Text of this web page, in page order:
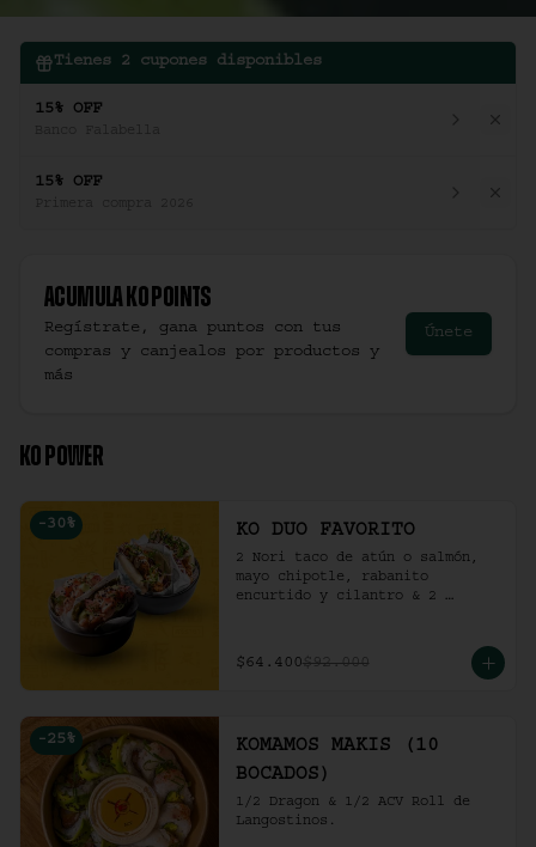
Tienes 2 cupones disponibles
15% OFF
15% OFF
Primera compra 2026
Acumula Ko Points
Regístrate, gana puntos con tus
compras y canjealos por productos y
más
Únete
KO POWER
-30 % KO DUO FAVORITO
2 Nori taco de atún o salmón,
mayo chipotle, rabanito
encurtido y cilantro & 2
picante en bao buns.
$64.400$92.000
-25 %
KOMAMOS MAKIS (10
BOCADOS)
1/2 Dragon & 1/2 ACV Roll de
Langostinos.